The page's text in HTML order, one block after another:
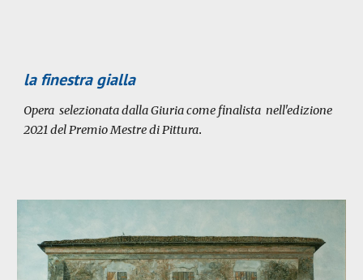
la finestra gialla
Opera selezionata dalla Giuria come finalista nell'edizione
2021 del Premio Mestre di Pittura.